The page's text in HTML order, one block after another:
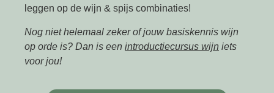
leggen op de wijn & spijs combinaties!
Nog niet helemaal zeker of jouw basiskennis wijn
op orde is? Dan is een introductiecursus wijn iets
voor jou!